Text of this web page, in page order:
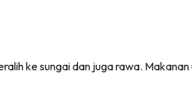
ke sungai dan juga rawa.